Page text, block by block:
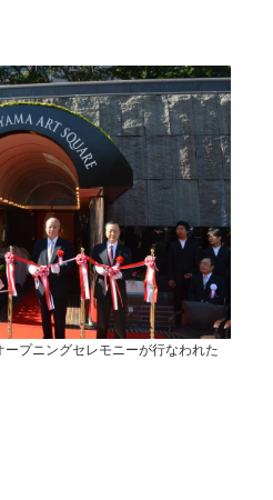
プニングセレモニーが行なわれた